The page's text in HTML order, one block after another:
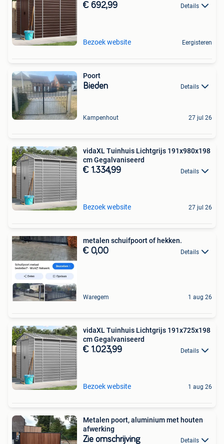
€ 692,99 Details
Bezoek website Eergisteren
Poort
Bieden Details
Kampenhout 27 jul 26
vidaXL Tuinhuis Lichtgrijs 191x980x198
cm Gegalvaniseerd
€ 1.334,99 Details
Bezoek website 27 jul 26
metalen schuifpoort of hekken.
€ 0,00 Details
Waregem 1 aug 26
vidaXL Tuinhuis Lichtgrijs 191x725x198
cm Gegalvaniseerd
€ 1.023,99 Details
Bezoek website 1 aug 26
Metalen poort, aluminium met houten
afwerking
Zie omschrijving Details